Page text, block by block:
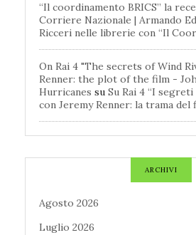
“Il coordinamento BRICS” la
Corriere Nazionale | Armando
Ricceri nelle librerie con “Il
On Rai 4 "The secrets of Wind
Renner: the plot of the film -
Hurricanes su Su Rai 4 “I
con Jeremy Renner: la trama del
ARCHIVI
Agosto 2026
Luglio 2026